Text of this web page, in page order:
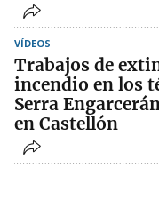
VÍDEOS
Trabajos de
incendio en los
Serra
en Castellón